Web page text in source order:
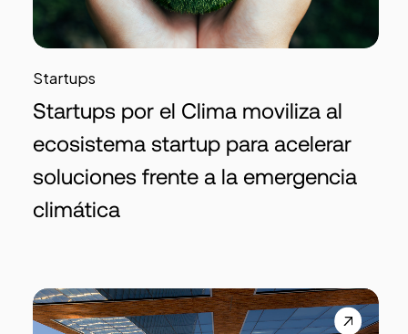
Startups
Startups por el Clima moviliza al
ecosistema startup para acelerar
soluciones frente a la emergencia
climática